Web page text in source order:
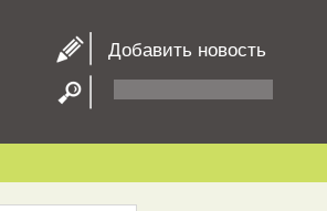
Добавить новость